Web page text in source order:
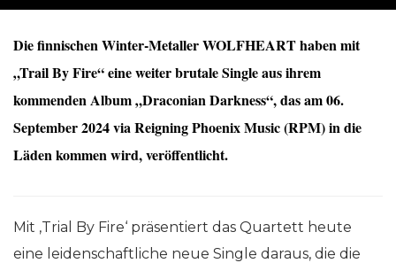
Die finnischen Winter-Metaller WOLFHEART haben mit
„Trail By Fire“ eine weiter brutale Single aus ihrem
kommenden Album „Draconian Darkness“, das am 06.
September 2024 via Reigning Phoenix Music (RPM) in die
Läden kommen wird, veröffentlicht.
Mit ‚Trial By Fire‘ präsentiert das Quartett heute
eine leidenschaftliche neue Single daraus, die die